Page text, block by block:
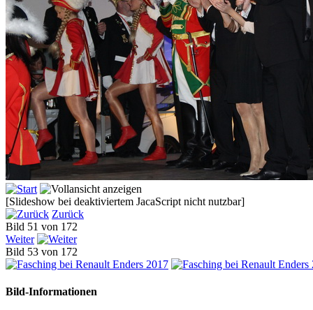
[Slideshow bei deaktiviertem JacaScript nicht nutzbar]
Zurück
Bild 51 von 172
Weiter
Bild 53 von 172
Bild-Informationen